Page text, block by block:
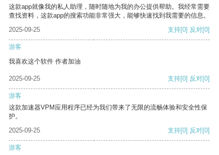
这款app就像我的私人助理，随时随地为我的办公提供帮助。我经常需要
查找资料，这款app的搜索功能非常强大，能够快速找到我需要的信息。
2025-09-25
支持[0] 反对[0]
游客
我喜欢这个软件 作者加油
2025-09-25 支持[0] 反对[0]
游客
这款加速器VPM应用程序已经为我们带来了无限的流畅体验和安全性保
护。
2025-09-25
支持[0] 反对[0]
游客